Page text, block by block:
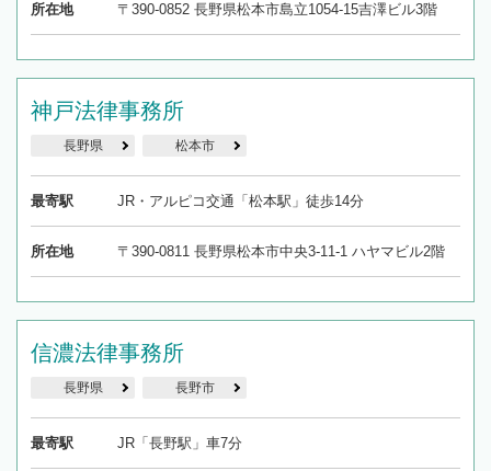
所在地 〒390-0852 長野県松本市島立1054-15吉澤ビル3階
神戸法律事務所
長野県 松本市
最寄駅 JR・アルピコ交通「松本駅」徒歩14分
所在地 〒390-0811 長野県松本市中央3-11-1 ハヤマビル2階
信濃法律事務所
長野県 長野市
最寄駅 JR「長野駅」車7分